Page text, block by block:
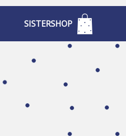
SISTERSHOP